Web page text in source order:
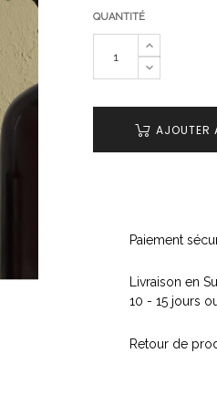
QUANTITÉ
AJOUTER
Paiement
Livraison en
10 - 15 jours
Retour de